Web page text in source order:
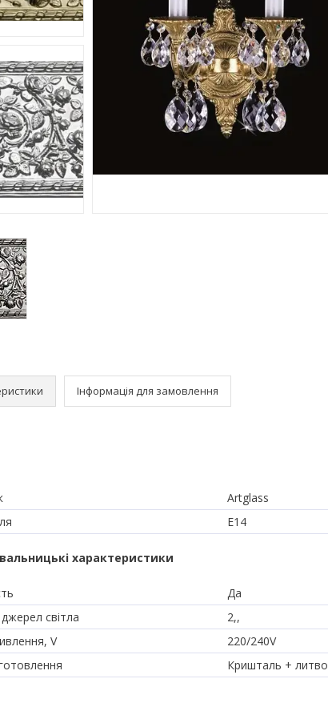
Інформація для замовлення
Artglass
E14
характеристики
Да
джерел світла
2,,
V
220/240V
Кришталь + литво